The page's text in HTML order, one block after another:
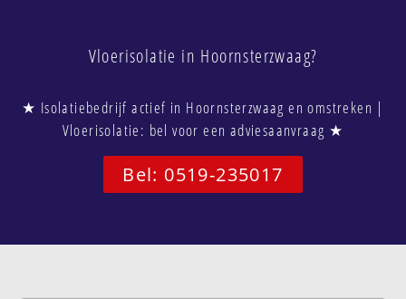
Vloerisolatie in Hoornsterzwaag?
★ Isolatiebedrijf actief in Hoornsterzwaag en omstreken |
Vloerisolatie: bel voor een adviesaanvraag ★
Bel: 0519-235017